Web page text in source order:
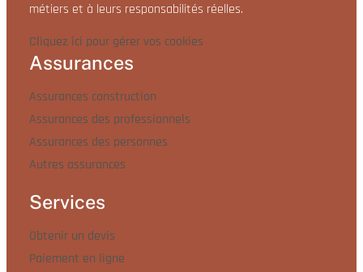
métiers et à leurs responsabilités réelles.
Cliquez ici pour gérer vos cookies
Assurances
Assurances construction
Assurances des professionnels
Assurances des personnes
Autres assurances
Services
Obtenir un devis
Paiement en ligne